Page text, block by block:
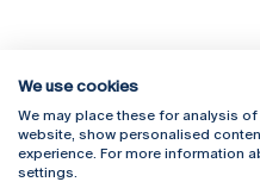
Rua Diogo Botelho 1327
4169-005 Porto
+351 226 196 240
We use cookies
We may place these for analysis
website, show personalised
experience. For more information
settings.